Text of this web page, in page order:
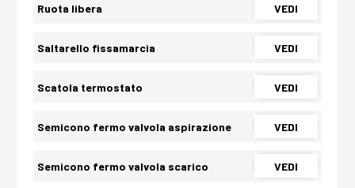
Ruota libera VEDI
Saltarello fissamarcia VEDI
Scatola termostato VEDI
Semicono fermo valvola aspirazione VEDI
Semicono fermo valvola scarico VEDI